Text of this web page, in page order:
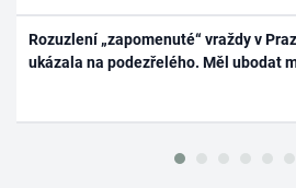
Rozuzlení „zapomenuté“ vraždy v
ukázala na podezřelého. Měl ubodat